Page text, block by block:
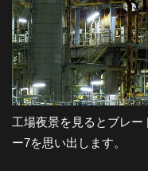
工場夜景を見るとブレ
ー7を思い出します。